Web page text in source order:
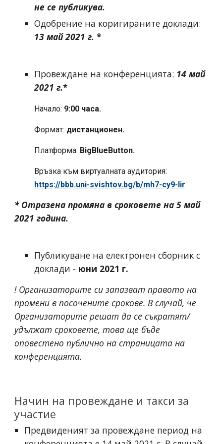
не се публикува.
13 май 2021 г. *
Провеждане на конференцията: 14 май
2021 г.*
Начало: 9:00 часа.
Формат: дистанционен.
Платформа: BigBlueButton.
https://bbb.uni-svishtov.bg/b/mh7-cy9-lir
* Отразена промяна в сроковете на 5 май
2021 година.
Публикуване на електронен сборник с
доклади - юни 2021 г.
! Организаторите си запазват правото на
промени в посочените срокове. В случай, че
Организаторите решат да се съкратят/
удължат сроковете, това ще бъде
оповестено публично на страницата на
конференцията.
Начин на провеждане и такси за
участие
Предвиденият за провеждане период на